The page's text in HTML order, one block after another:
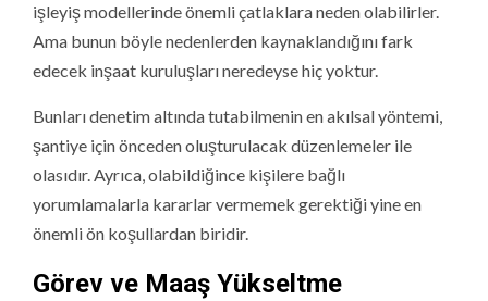
işleyiş modellerinde önemli çatlaklara neden olabilirler.
Ama bunun böyle nedenlerden kaynaklandığını fark
edecek inşaat kuruluşları neredeyse hiç yoktur.
Bunları denetim altında tutabilmenin en akılsal yöntemi,
şantiye için önceden oluşturulacak düzenlemeler ile
olasıdır. Ayrıca, olabildiğince kişilere bağlı
yorumlamalarla kararlar vermemek gerektiği yine en
önemli ön koşullardan biridir.
Görev ve Maaş Yükseltme